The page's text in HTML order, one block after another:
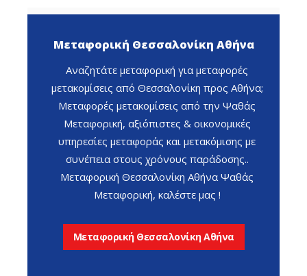
Μεταφορική Θεσσαλονίκη Αθήνα
Αναζητάτε μεταφορική για μεταφορές
μετακομίσεις από Θεσσαλονίκη προς Αθήνα;
Μεταφορές μετακομίσεις από την Ψαθάς
Μεταφορική, αξιόπιστες & οικονομικές
υπηρεσίες μεταφοράς και μετακόμισης με
συνέπεια στους χρόνους παράδοσης..
Μεταφορική Θεσσαλονίκη Αθήνα Ψαθάς
Μεταφορική, καλέστε μας !
Μεταφορική Θεσσαλονίκη Αθήνα